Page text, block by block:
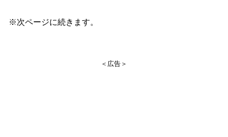
※次ページに続きます。
＜広告＞